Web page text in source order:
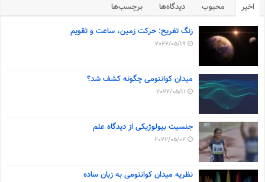
اخیر محبوب دیدگاه‌ها برچسب‌ها
زنگ تفریح: حرکت زمین، ساعت و تقویم
2022/05/19
میدان کوانتومی چگونه کشف شد؟
2022/05/11
جنسیت بیولوژیکی از دیدگاه علم
2022/05/02
نظریه میدان کوانتومی به زبان ساده